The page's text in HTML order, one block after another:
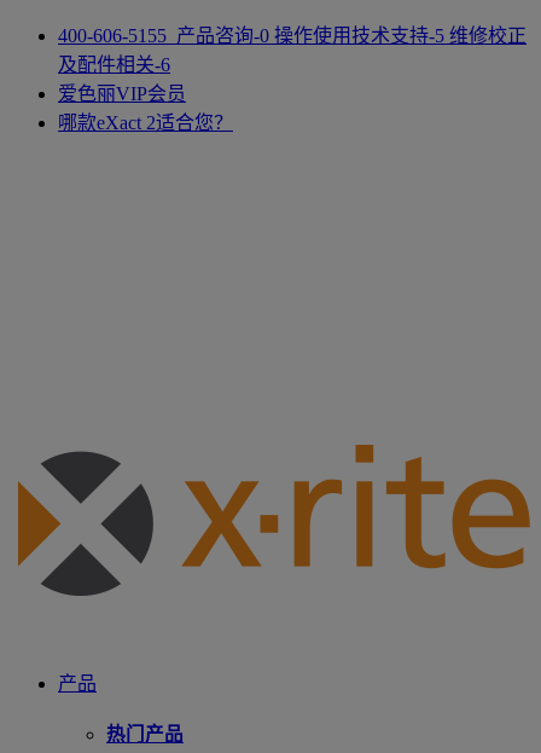
400-606-5155 产品咨询-0 操作使用技术支持-5 维修校正
及配件相关-6
爱色丽VIP会员
哪款eXact 2适合您？
产品
热门产品